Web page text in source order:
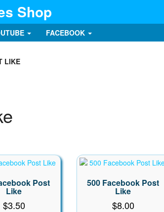
Shop
FACEBOOK
LIKE
Post
Like
$3.50
500 Facebook Post
Like
$8.00